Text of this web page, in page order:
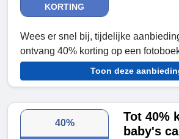
KORTING
Wees er snel bij, tijdelijke
ontvang 40% korting op een
Toon deze
40%
Tot 40%
baby's